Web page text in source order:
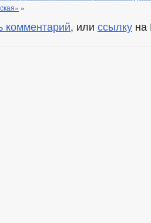
»
комментарий, или ссылку на